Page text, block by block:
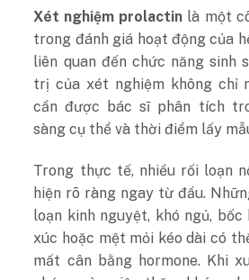
Xét nghiệm prolactin là một
trong đánh giá hoạt động của
liên quan đến chức năng sinh
trị của xét nghiệm không chỉ
cần được bác sĩ phân tích
sàng cụ thể và thời điểm lấy
Trong thực tế, nhiều rối loạn
hiện rõ ràng ngay từ đầu.
loạn kinh nguyệt, khó ngủ,
xúc hoặc mệt mỏi kéo dài có
mất cân bằng hormone. Khi